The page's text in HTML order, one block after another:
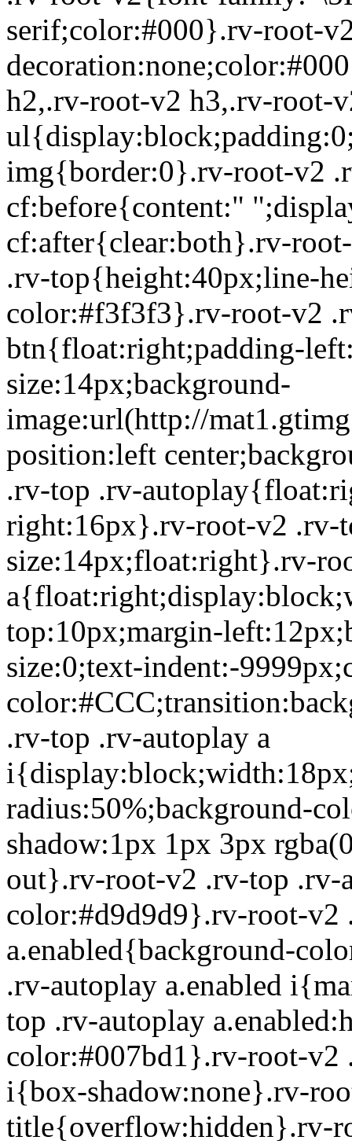
serif;color:#000}.rv-root-
h2,.rv-root-v2 h3,.rv-root-
img{border:0}.rv-root-v2
cf:before{content:"
cf:after{clear:both}.rv-
.rv-top{height:40px;line-
color:#f3f3f3}.rv-root-v2
btn{float:right;padding-
size:14px;background-
image:url(http://
position:left
.rv-top .rv-
right:16px}.rv-root-v2 .rv-
size:14px;float:right}.rv-
top:10px;margin-
size:0;text-indent:-
.rv-top .rv-autoplay a
radius:50%;background-
shadow:1px 1px 3px
out}.rv-root-v2 .rv-top .rv-
color:#d9d9d9}.rv-root-v2
a.enabled{background-
.rv-autoplay a.enabled
top .rv-autoplay
color:#007bd1}.rv-root-v2
i{box-shadow:none}.rv-
title{overflow:hidden}.rv-